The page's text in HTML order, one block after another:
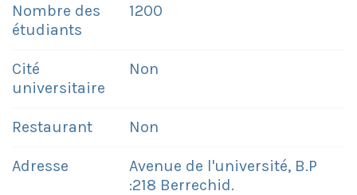
Nombre des
étudiants
1200
Cité
universitaire
Non
Restaurant Non
Adresse
Avenue de l'université, B.P
:218 Berrechid.